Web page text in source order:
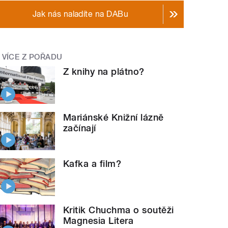
Jak nás naladíte na DABu
VÍCE Z POŘADU
Z knihy na plátno?
Mariánské Knižní lázně
začínají
Kafka a film?
Kritik Chuchma o soutěži
Magnesia Litera